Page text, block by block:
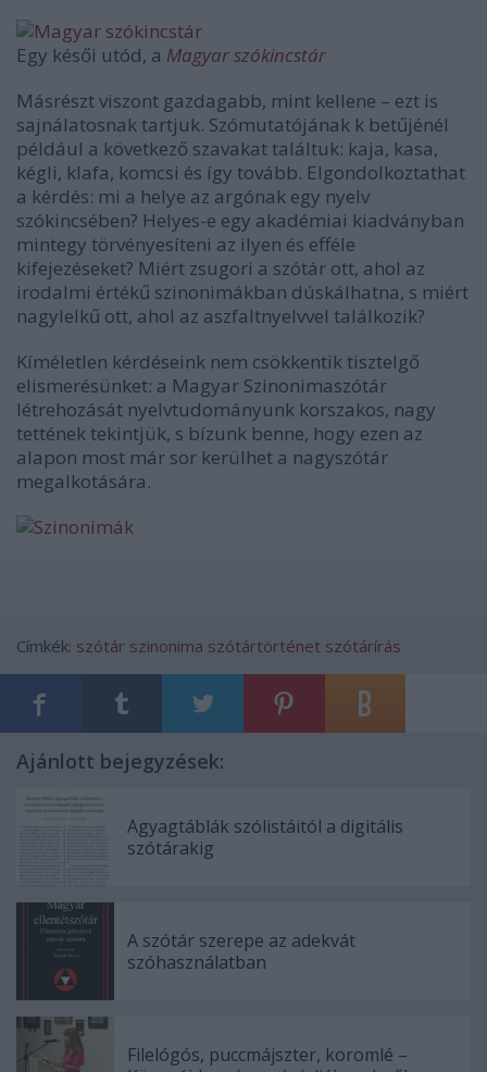
Egy késői utód, a Magyar szókincstár
Másrészt viszont gazdagabb, mint kellene – ezt is
sajnálatosnak tartjuk. Szómutatójának k betűjénél
például a következő szavakat találtuk: kaja, kasa,
kégli, klafa, komcsi és így tovább. Elgondolkoztathat
a kérdés: mi a helye az argónak egy nyelv
szókincsében? Helyes-e egy akadémiai kiadványban
mintegy törvényesíteni az ilyen és efféle
kifejezéseket? Miért zsugori a szótár ott, ahol az
irodalmi értékű szinonimákban dúskálhatna, s miért
nagylelkű ott, ahol az aszfaltnyelvvel találkozik?
Kíméletlen kérdéseink nem csökkentik tisztelgő
elismerésünket: a Magyar Szinonimaszótár
létrehozását nyelvtudományunk korszakos, nagy
tettének tekintjük, s bízunk benne, hogy ezen az
alapon most már sor kerülhet a nagyszótár
megalkotására.
Címkék: szótár szinonima szótártörténet szótárírás
Ajánlott bejegyzések:
Agyagtáblák szólistáitól a digitális
szótárakig
A szótár szerepe az adekvát
szóhasználatban
Filelógós, puccmájszter, koromlé –